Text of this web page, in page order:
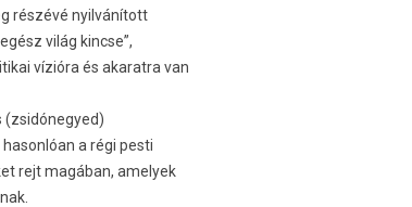
részévé nyilvánított
világ kincse”,
vízióra és akaratra van
(zsidónegyed)
a régi pesti
rejt magában, amelyek